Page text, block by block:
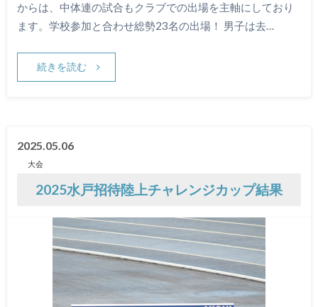
からは、中体連の試合もクラブでの出場を主軸にしており
ます。学校参加と合わせ総勢23名の出場！ 男子は去…
続きを読む
2025.05.06
大会
2025水戸招待陸上チャレンジカップ結果